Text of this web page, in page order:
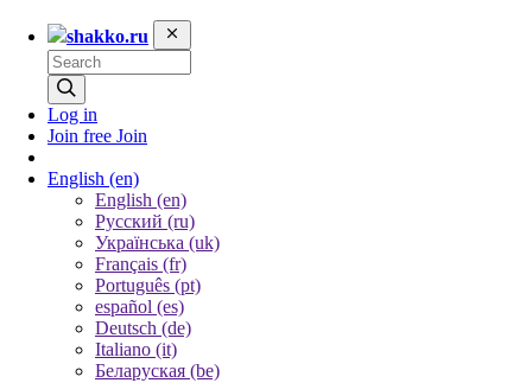
shakko.ru
Log in
Join free Join
English (en)
English (en)
Русский (ru)
Українська (uk)
Français (fr)
Português (pt)
español (es)
Deutsch (de)
Italiano (it)
Беларуская (be)